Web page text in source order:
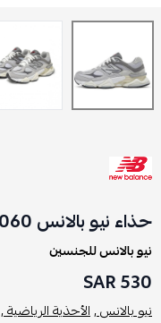
حذاء نيو بالانس 9060 ران كلاود جريه
نيو بالانس للجنسين
530 SAR
نيو بالانس ,الأحذية الرياضية ,